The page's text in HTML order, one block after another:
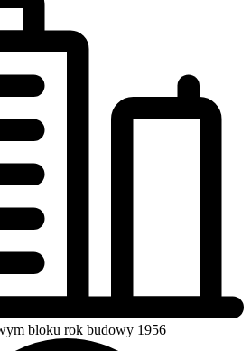
bloku rok budowy 1956